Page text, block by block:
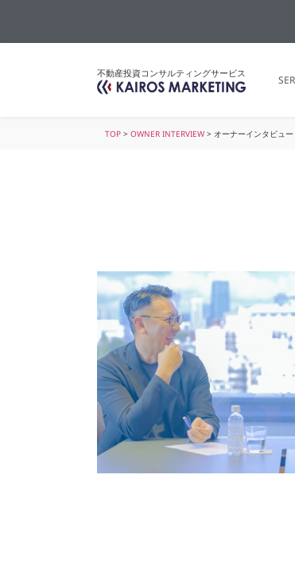
不動産投資コンサルティングサービス
TOP > OWNER INTERVIEW > オーナーインタビュ